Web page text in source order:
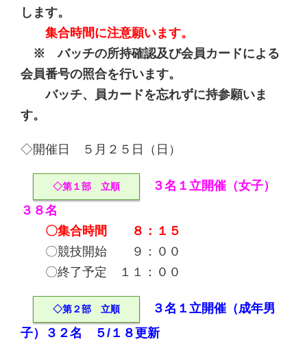
します。
集合時間に注意願います。
※ バッチの所持確認及び会員カードによる
会員番号の照合を行います。
バッチ、員カードを忘れずに持参願いま
す。
◇開催日 ５月２５日（日）
◇第１部 立順
３名１立開催（女子）
３８名
〇集合時間 ８：１５
〇競技開始 ９：００
〇終了予定 １１：００
◇第２部 立順
３名１立開催（成年男
子）３２名 ５/１８更新